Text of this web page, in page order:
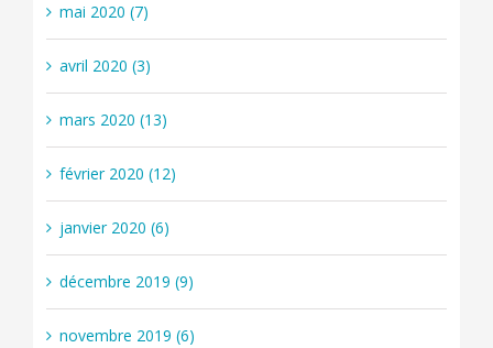
mai 2020 (7)
avril 2020 (3)
mars 2020 (13)
février 2020 (12)
janvier 2020 (6)
décembre 2019 (9)
novembre 2019 (6)